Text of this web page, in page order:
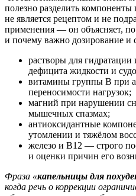
полезно разделить
не является рецептом и не
применения — он объясняет,
и почему важно дозирование и
растворы для
дефицита жидкости и
витамины группы B при
переносимости нагрузок;
магний при нарушении
мышечных спазмах;
антиоксидантные
утомлении и тяжёлом
железо и B12 — строго
и оценки причин его
Фраза «капельницы для
когда речь о коррекции